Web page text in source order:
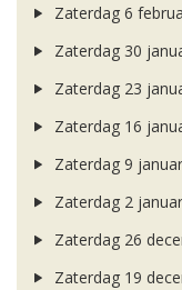
Zaterdag 6
Zaterdag 30
Zaterdag 23
Zaterdag 16
Zaterdag 9
Zaterdag 2
Zaterdag 26
Zaterdag 19